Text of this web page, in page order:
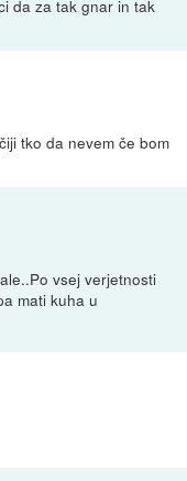
da za tak gnar in tak
tko da nevem če bom
vsej verjetnosti
mati kuha u